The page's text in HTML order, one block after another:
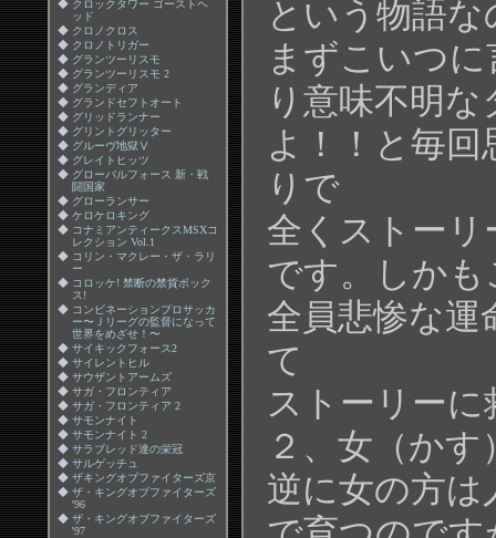
◆ クロックタワー ゴーストヘ
ッド
◆ クロノクロス
◆ クロノトリガー
◆ グランツーリスモ
◆ グランツーリスモ 2
◆ グランディア
◆ グランドセフトオート
◆ グリッドランナー
◆ グリントグリッター
◆ グルーヴ地獄Ⅴ
◆ グレイトヒッツ
◆ グローバルフォース 新・戦
闘国家
◆ グローランサー
◆ ケロケロキング
◆ コナミアンティークスMSXコ
レクション Vol.1
◆ コリン・マクレー・ザ・ラリ
ー
◆ コロッケ! 禁断の禁貨ボック
ス!
◆ コンビネーションプロサッカ
ー〜Ｊリーグの監督になって
世界をめざせ！〜
◆ サイキックフォース2
◆ サイレントヒル
◆ サウザントアームズ
◆ サガ・フロンティア
◆ サガ・フロンティア 2
◆ サモンナイト
◆ サモンナイト 2
◆ サラブレッド達の栄冠
◆ サルゲッチュ
◆ ザキングオブファイターズ京
◆ ザ・キングオブファイターズ
'96
◆ ザ・キングオブファイターズ
'97
という物語
まずこいつ
り意味不明
よ！！と毎
りで
全くストー
です。しか
全員悲惨な
て
ストーリー
２、女（か
逆に女の方は